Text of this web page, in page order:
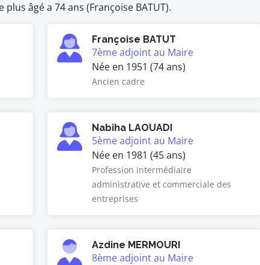
âgé a 74 ans (Françoise BATUT).
Françoise BATUT
7ème adjoint au Maire
Née en 1951 (74 ans)
Ancien cadre
Nabiha LAOUADI
5ème adjoint au Maire
Née en 1981 (45 ans)
Profession intermédiaire
administrative et commerciale des
entreprises
Azdine MERMOURI
8ème adjoint au Maire